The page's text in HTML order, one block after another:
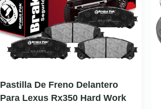
Pastilla De Freno Delantero
Para Lexus Rx350 Hard Work